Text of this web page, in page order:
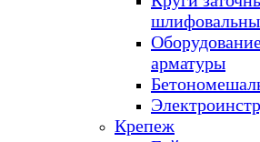
арматуры
Крепеж